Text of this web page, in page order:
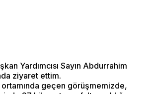
Yardımcısı Sayın Abdurrahim
ziyaret ettim.
geçen görüşmemizde,